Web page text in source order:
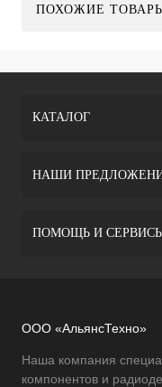
ПОХОЖИЕ
КАТАЛОГ
НАШИ
ПОМОЩЬ И
ООО «АльянсТехно»
Наша компания
компонентов и